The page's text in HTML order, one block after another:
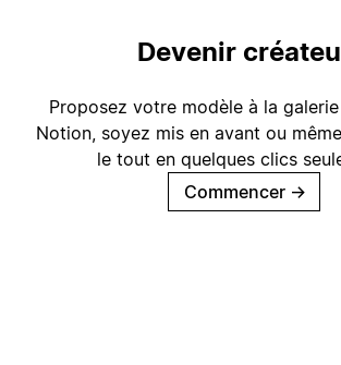
Devenir
Proposez votre modèle à la
Notion, soyez mis en avant ou
le tout en quelques clics
Commencer →